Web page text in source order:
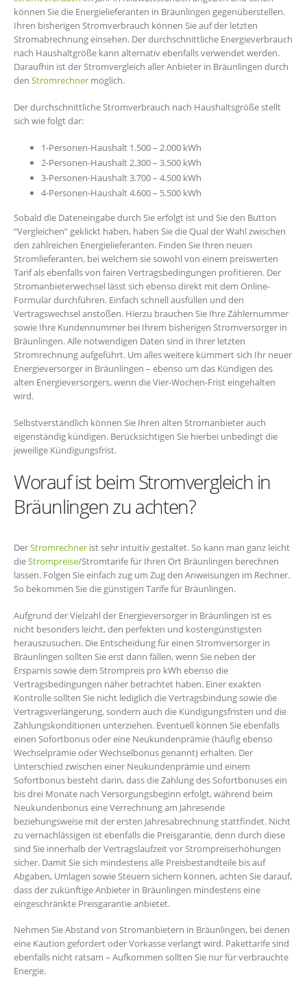
können Sie die Energielieferanten in Bräunlingen gegenüberstellen.
Ihren bisherigen Stromverbrauch können Sie auf der letzten
Stromabrechnung einsehen. Der durchschnittliche Energieverbrauch
nach Haushaltgröße kann alternativ ebenfalls verwendet werden.
Daraufhin ist der Stromvergleich aller Anbieter in Bräunlingen durch
den Stromrechner möglich.
Der durchschnittliche Stromverbrauch nach Haushaltsgröße stellt
sich wie folgt dar:
1-Personen-Haushalt 1.500 – 2.000 kWh
2-Personen-Haushalt 2.300 – 3.500 kWh
3-Personen-Haushalt 3.700 – 4.500 kWh
4-Personen-Haushalt 4.600 – 5.500 kWh
Sobald die Dateneingabe durch Sie erfolgt ist und Sie den Button
“Vergleichen” geklickt haben, haben Sie die Qual der Wahl zwischen
den zahlreichen Energielieferanten. Finden Sie Ihren neuen
Stromlieferanten, bei welchem sie sowohl von einem preiswerten
Tarif als ebenfalls von fairen Vertragsbedingungen profitieren. Der
Stromanbieterwechsel lässt sich ebenso direkt mit dem Online-
Formular durchführen. Einfach schnell ausfüllen und den
Vertragswechsel anstoßen. Hierzu brauchen Sie Ihre Zählernummer
sowie Ihre Kundennummer bei Ihrem bisherigen Stromversorger in
Bräunlingen. Alle notwendigen Daten sind in Ihrer letzten
Stromrechnung aufgeführt. Um alles weitere kümmert sich Ihr neuer
Energieversorger in Bräunlingen – ebenso um das Kündigen des
alten Energieversorgers, wenn die Vier-Wochen-Frist eingehalten
wird.
Selbstverständlich können Sie Ihren alten Stromanbieter auch
eigenständig kündigen. Berücksichtigen Sie hierbei unbedingt die
jeweilige Kündigungsfrist.
Worauf ist beim Stromvergleich in
Bräunlingen zu achten?
DerStromrechner ist sehr intuitiv gestaltet. So kann man ganz leicht
dieStrompreise/Stromtarife für Ihren Ort Bräunlingen berechnen
lassen. Folgen Sie einfach zug um Zug den Anweisungen im Rechner.
So bekommen Sie die günstigen Tarife für Bräunlingen.
Aufgrund der Vielzahl der Energieversorger in Bräunlingen ist es
nicht besonders leicht, den perfekten und kostengünstigsten
herauszusuchen. Die Entscheidung für einen Stromversorger in
Bräunlingen sollten Sie erst dann fällen, wenn Sie neben der
Ersparnis sowie dem Strompreis pro kWh ebenso die
Vertragsbedingungen näher betrachtet haben. Einer exakten
Kontrolle sollten Sie nicht lediglich die Vertragsbindung sowie die
Vertragsverlängerung, sondern auch die Kündigungsfristen und die
Zahlungskonditionen unterziehen. Eventuell können Sie ebenfalls
einen Sofortbonus oder eine Neukundenprämie (häufig ebenso
Wechselprämie oder Wechselbonus genannt) erhalten. Der
Unterschied zwischen einer Neukundenprämie und einem
Sofortbonus besteht darin, dass die Zahlung des Sofortbonuses ein
bis drei Monate nach Versorgungsbeginn erfolgt, während beim
Neukundenbonus eine Verrechnung am Jahresende
beziehungsweise mit der ersten Jahresabrechnung stattfindet. Nicht
zu vernachlässigen ist ebenfalls die Preisgarantie, denn durch diese
sind Sie innerhalb der Vertragslaufzeit vor Strompreiserhöhungen
sicher. Damit Sie sich mindestens alle Preisbestandteile bis auf
Abgaben, Umlagen sowie Steuern sichern können, achten Sie darauf,
dass der zukünftige Anbieter in Bräunlingen mindestens eine
eingeschränkte Preisgarantie anbietet.
Nehmen Sie Abstand von Stromanbietern in Bräunlingen, bei denen
eine Kaution gefordert oder Vorkasse verlangt wird. Pakettarife sind
ebenfalls nicht ratsam – Aufkommen sollten Sie nur für verbrauchte
Energie.